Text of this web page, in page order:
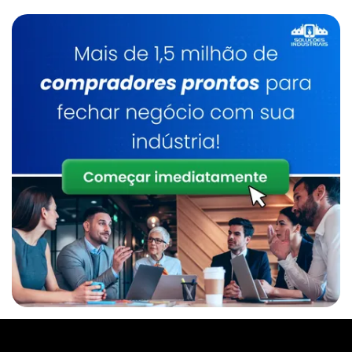
Distribuidor De Manipulador De Alta Rigidez
Manipulador De Caixas Preço
Distribuidor De Manipulador De Sacos
Manipulador De Produtos
Distribuidor De Manipulador Para Caixas
Manipulador De Sacos
Empresa De Manipulador A Vácuo Para
Caixas
Manipulador De Sacos A Vácuo